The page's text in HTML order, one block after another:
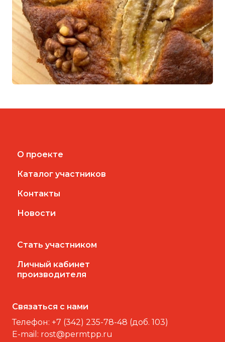
О проекте
Каталог участников
Контакты
Новости
Стать участником
Личный кабинет
производителя
Связаться с нами
Телефон: +7 (342) 235-78-48 (доб. 103)
E-mail: rost@permtpp.ru